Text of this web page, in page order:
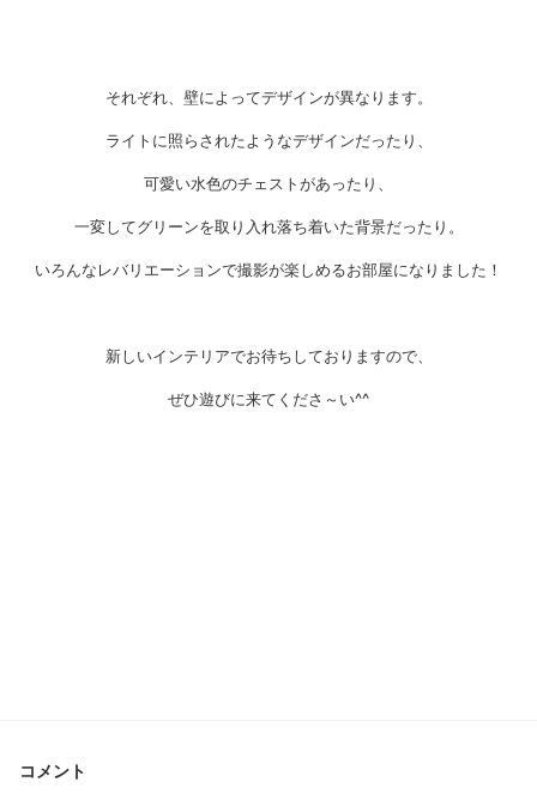
それぞれ、壁によってデザインが異なります。
ライトに照らされたようなデザインだったり、
可愛い水色のチェストがあったり、
一変してグリーンを取り入れ落ち着いた背景だったり。
いろんなレバリエーションで撮影が楽しめるお部屋になりました！
新しいインテリアでお待ちしておりますので、
ぜひ遊びに来てくださ～い^^
コメント